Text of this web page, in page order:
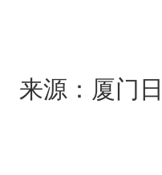
来源：厦门